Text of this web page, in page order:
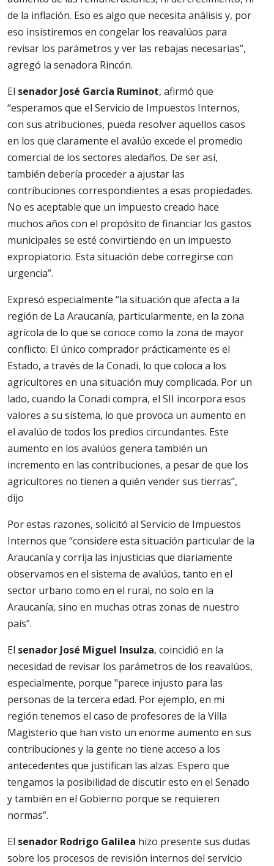
de la inflación. Eso es algo que necesita análisis y, por
eso insistiremos en congelar los reavalúos para
revisar los parámetros y ver las rebajas necesarias”,
agregó la senadora Rincón.
El senador José García Ruminot, afirmó que
“esperamos que el Servicio de Impuestos Internos,
con sus atribuciones, pueda resolver aquellos casos
en los que claramente el avalúo excede el promedio
comercial de los sectores aledaños. De ser así,
también debería proceder a ajustar las
contribuciones correspondientes a esas propiedades.
No es aceptable que un impuesto creado hace
muchos años con el propósito de financiar los gastos
municipales se esté convirtiendo en un impuesto
expropiatorio. Esta situación debe corregirse con
urgencia”.
Expresó especialmente “la situación que afecta a la
región de La Araucanía, particularmente, en la zona
agrícola de lo que se conoce como la zona de mayor
conflicto. El único comprador prácticamente es el
Estado, a través de la Conadi, lo que coloca a los
agricultores en una situación muy complicada. Por un
lado, cuando la Conadi compra, el SII incorpora esos
valores a su sistema, lo que provoca un aumento en
el avalúo de todos los predios circundantes. Este
aumento en los avalúos genera también un
incremento en las contribuciones, a pesar de que los
agricultores no tienen a quién vender sus tierras”,
dijo
Por estas razones, solicitó al Servicio de Impuestos
Internos que “considere esta situación particular de la
Araucanía y corrija las injusticias que diariamente
observamos en el sistema de avalúos, tanto en el
sector urbano como en el rural, no solo en la
Araucanía, sino en muchas otras zonas de nuestro
país”.
El senador José Miguel Insulza, coincidió en la
necesidad de revisar los parámetros de los reavalúos,
especialmente, porque "parece injusto para las
personas de la tercera edad. Por ejemplo, en mi
región tenemos el caso de profesores de la Villa
Magisterio que han visto un enorme aumento en sus
contribuciones y la gente no tiene acceso a los
antecedentes que justifican las alzas. Espero que
tengamos la posibilidad de discutir esto en el Senado
y también en el Gobierno porque se requieren
normas”.
El senador Rodrigo Galilea hizo presente sus dudas
sobre los procesos de revisión internos del servicio